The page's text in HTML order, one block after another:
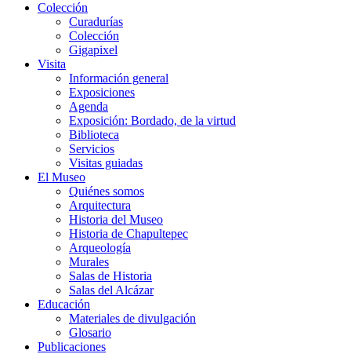
Colección
Curadurías
Colección
Gigapixel
Visita
Información general
Exposiciones
Agenda
Exposición: Bordado, de la virtud
Biblioteca
Servicios
Visitas guiadas
El Museo
Quiénes somos
Arquitectura
Historia del Museo
Historia de Chapultepec
Arqueología
Murales
Salas de Historia
Salas del Alcázar
Educación
Materiales de divulgación
Glosario
Publicaciones